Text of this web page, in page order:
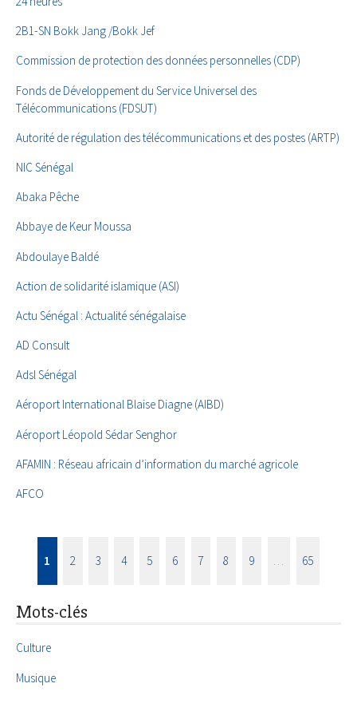
2B1-SN Bokk Jang /Bokk Jef
Commission de protection des données personnelles (CDP)
Fonds de Développement du Service Universel des
Télécommunications (FDSUT)
Autorité de régulation des télécommunications et des postes (ARTP)
NIC Sénégal
Abaka Pêche
Abbaye de Keur Moussa
Abdoulaye Baldé
Action de solidarité islamique (ASI)
Actu Sénégal : Actualité sénégalaise
AD Consult
Adsl Sénégal
Aéroport International Blaise Diagne (AIBD)
Aéroport Léopold Sédar Senghor
AFAMIN : Réseau africain d’information du marché agricole
AFCO
1 2 3 4 5 6 7 8 9 … 65
Mots-clés
Culture
Musique